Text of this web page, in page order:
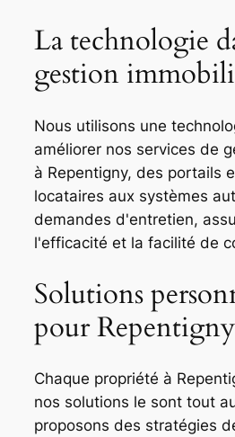
La technologie
gestion
Nous utilisons une
améliorer nos services de
à Repentigny, des portails
locataires aux systèmes
demandes d'entretien,
l'efficacité et la facilité de
Solutions
pour Repentigny
Chaque propriété à
nos solutions le sont tout
proposons des stratégies